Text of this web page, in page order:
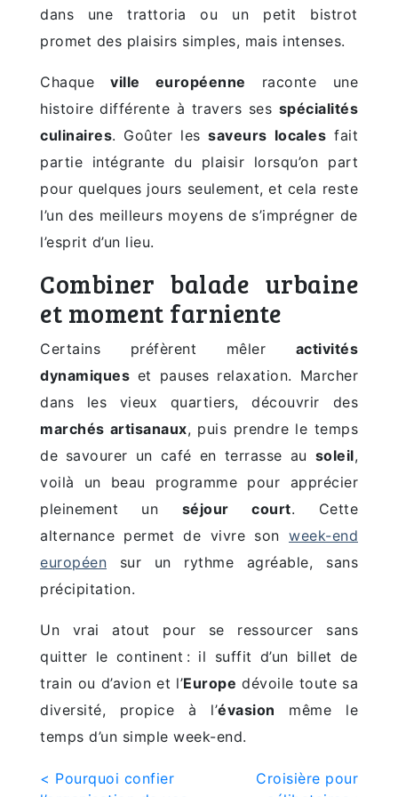
dans une trattoria ou un petit bistrot
promet des plaisirs simples, mais intenses.
Chaqueville européenne raconte une
histoire différente à travers ses spécialités
culinaires. Goûter lessaveurs locales fait
partie intégrante du plaisir lorsqu’on part
pour quelques jours seulement, et cela reste
l’un des meilleurs moyens de s’imprégner de
l’esprit d’un lieu.
Combiner balade urbaine
et moment farniente
Certains préfèrent mêler activités
dynamiques et pauses relaxation. Marcher
dans les vieux quartiers, découvrir des
marchés artisanaux, puis prendre le temps
de savourer un café en terrasse au soleil,
voilà un beau programme pour apprécier
pleinement un séjour court. Cette
alternance permet de vivre son week-end
européen sur un rythme agréable, sans
précipitation.
Un vrai atout pour se ressourcer sans
quitter le continent : il suffit d’un billet de
train ou d’avion et l’Europe dévoile toute sa
diversité, propice à l’évasion même le
temps d’un simple week-end.
Post< Pourquoi confier
Croisière pour